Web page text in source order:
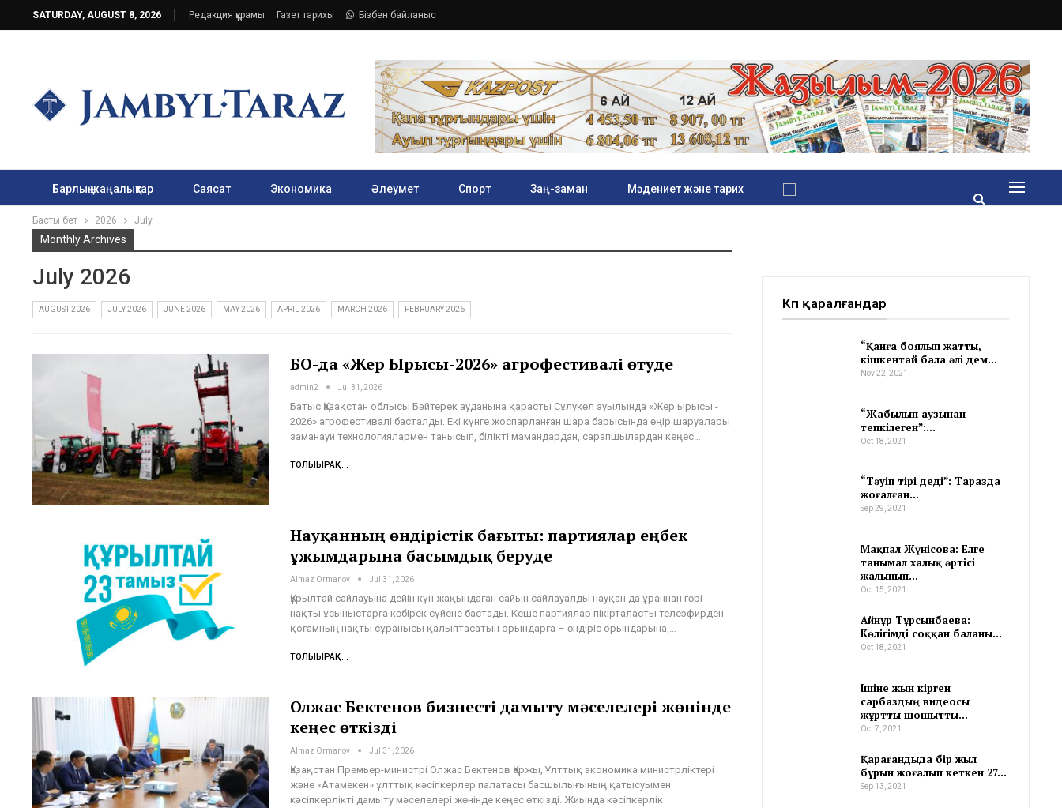
SATURDAY, AUGUST 8, 2026 Редакция құрамы Газет тарихы Бізбен байланыс
Барлық жаңалықтар Саясат Экономика Әлеумет Спорт Заң-заман Мәдениет және тарих
Басты бет 2026 July
Monthly Archives
July 2026
AUGUST 2026 JULY 2026 JUNE 2026 MAY 2026 APRIL 2026 MARCH 2026 FEBRUARY 2026
БҚО-да «Жер Ырысы-2026» агрофестивалі өтуде
admin2 Jul 31, 2026
Батыс Қазақстан облысы Бәйтерек ауданына қарасты Сұлукөл ауылында «Жер ырысы -
2026» агрофестивалі басталды. Екі күнге жоспарланған шара барысында өңір шаруалары
заманауи технологиялармен танысып, білікті мамандардан, сарапшылардан кеңес…
ТОЛЫҒЫРАҚ...
Науқанның өндірістік бағыты: партиялар еңбек
ұжымдарына басымдық беруде
Almaz Ormanov Jul 31, 2026
Құрылтай сайлауына дейін күн жақындаған сайын сайлауалды науқан да ұраннан гөрі
нақты ұсыныстарға көбірек сүйене бастады. Кеше партиялар пікірталасты телеэфирден
қоғамның нақты сұранысы қалыптасатын орындарға – өндіріс орындарына,…
ТОЛЫҒЫРАҚ...
Олжас Бектенов бизнесті дамыту мәселелері жөнінде
кеңес өткізді
Almaz Ormanov Jul 31, 2026
Қазақстан Премьер-министрі Олжас Бектенов Қаржы, Ұлттық экономика министрліктері
және «Атамекен» ұлттық кәсіпкерлер палатасы басшылығының қатысуымен
кәсіпкерлікті дамыту мәселелері жөнінде кеңес өткізді. Жиында кәсіпкерлік
Көп қаралғандар
“Қанға боялып жатты,
кішкентай бала әлі дем…
Nov 22, 2021
“Жабылып аузынан
тепкілеген”:…
Oct 18, 2021
“Тәуіп тірі деді”: Таразда
жоғалған…
Sep 29, 2021
Мақпал Жүнісова: Елге
танымал халық әртісі
жалынып…
Oct 15, 2021
Айнұр Тұрсынбаева:
Көлігімді соққан баланы…
Oct 18, 2021
Ішіне жын кірген
сарбаздың видеосы
жұртты шошытты…
Oct 7, 2021
Қарағандыда бір жыл
бұрын жоғалып кеткен 27…
Sep 13, 2021